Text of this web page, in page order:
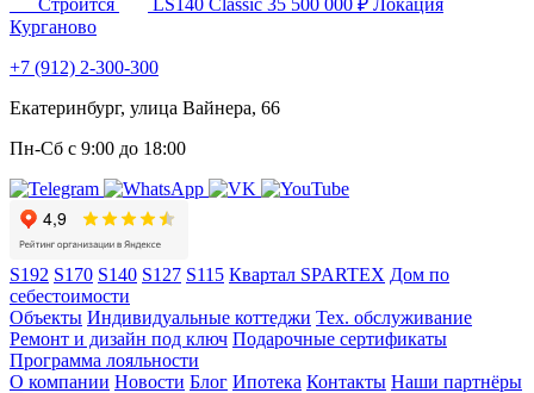
Курганово
+7 (912) 2-300-300
Екатеринбург, улица Вайнера, 66
Пн-Сб с 9:00 до 18:00
S192 S170 S140 S127 S115 Квартал SPARTEX Дом по
себестоимости
Объекты Индивидуальные коттеджи Тех. обслуживание
Ремонт и дизайн под ключ Подарочные сертификаты
Программа лояльности
О компании Новости Блог Ипотека Контакты Наши партнёры